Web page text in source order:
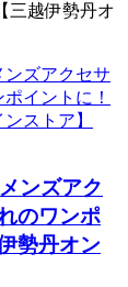
越伊勢丹オ
ンズアク
のワンポ
勢丹オン